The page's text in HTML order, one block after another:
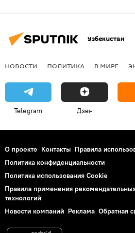
Узбекистан
НОВОСТИ ПОЛИТИКА В МИРЕ
Telegram Дзен
О проекте Контакты Правила
Политика конфиденциальности
Политика использования Cookie
Правила применения
технологий
Новости компаний Реклама Обратная